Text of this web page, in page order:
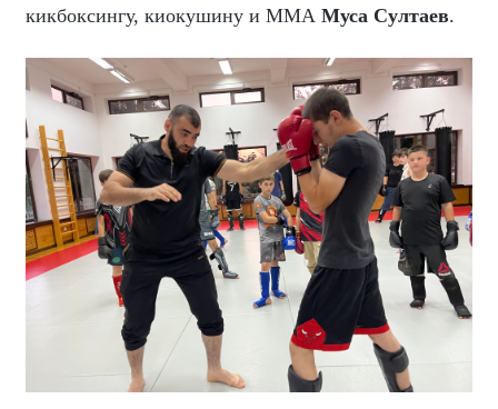
кикбоксингу, киокушину и ММА Муса Султаев.